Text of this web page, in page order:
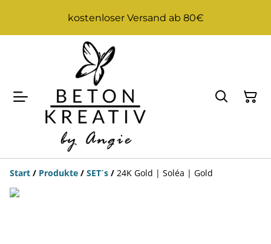
kostenloser Versand ab 80€
Start / Produkte / SET´s / 24K Gold | Soléa | Gold